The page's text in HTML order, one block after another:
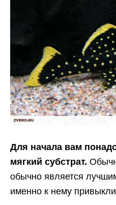
Для начала вам
мягкий субстрат.
обычно является
именно к нему